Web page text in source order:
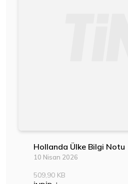
Hollanda Ülke Bilgi Notu
10 Nisan 2026
509,90 KB